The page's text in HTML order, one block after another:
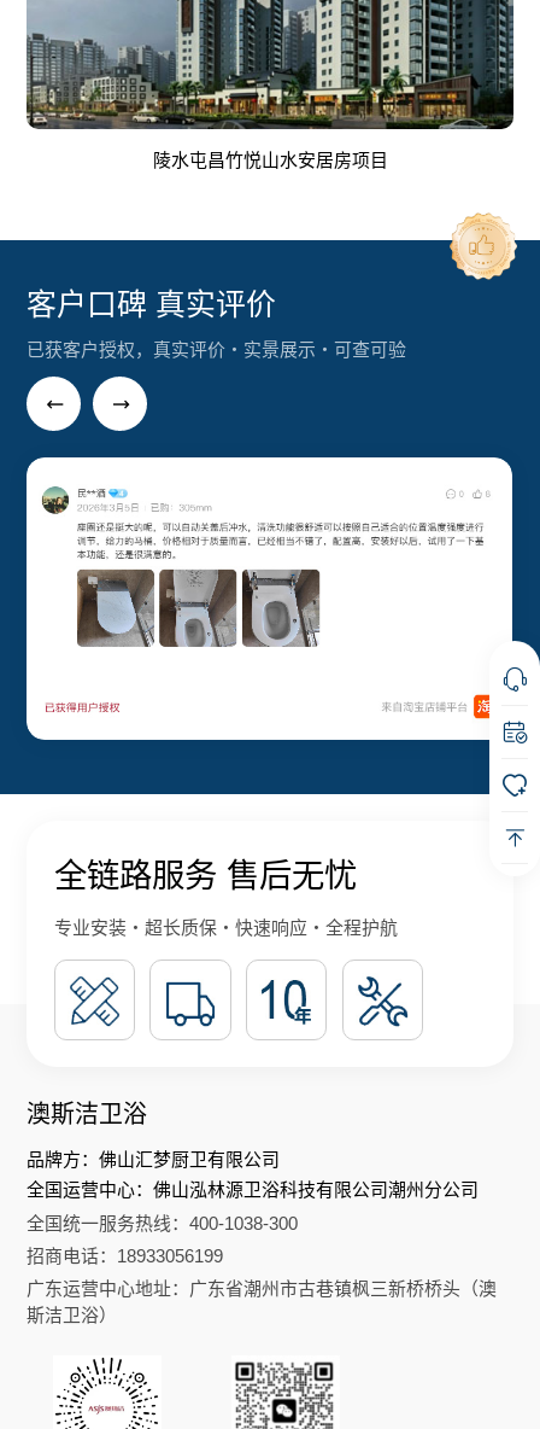
陵水屯昌竹悦山水安居房项目
客户口碑 真实评价
已获客户授权，真实评价・实景展示・可查可验
全链路服务 售后无忧
专业安装・超长质保・快速响应・全程护航
澳斯洁卫浴
品牌方：佛山汇梦厨卫有限公司
全国运营中心：佛山泓林源卫浴科技有限公司潮州分公司
全国统一服务热线：400-1038-300
招商电话：18933056199
广东运营中心地址：广东省潮州市古巷镇枫三新桥桥头（澳
斯洁卫浴）